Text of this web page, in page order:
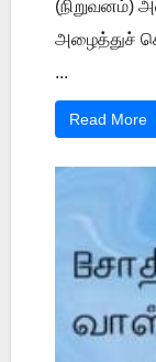
(நிறுவனம்)
அழைத்துச்
...
Read More